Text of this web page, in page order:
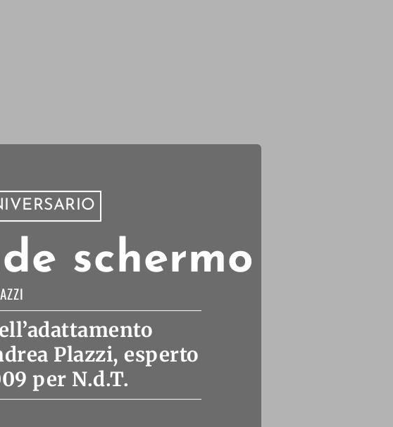
schermo
Plazzi, esperto
per N.d.T.